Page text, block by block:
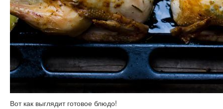
Вот как выглядит готовое блюдо!